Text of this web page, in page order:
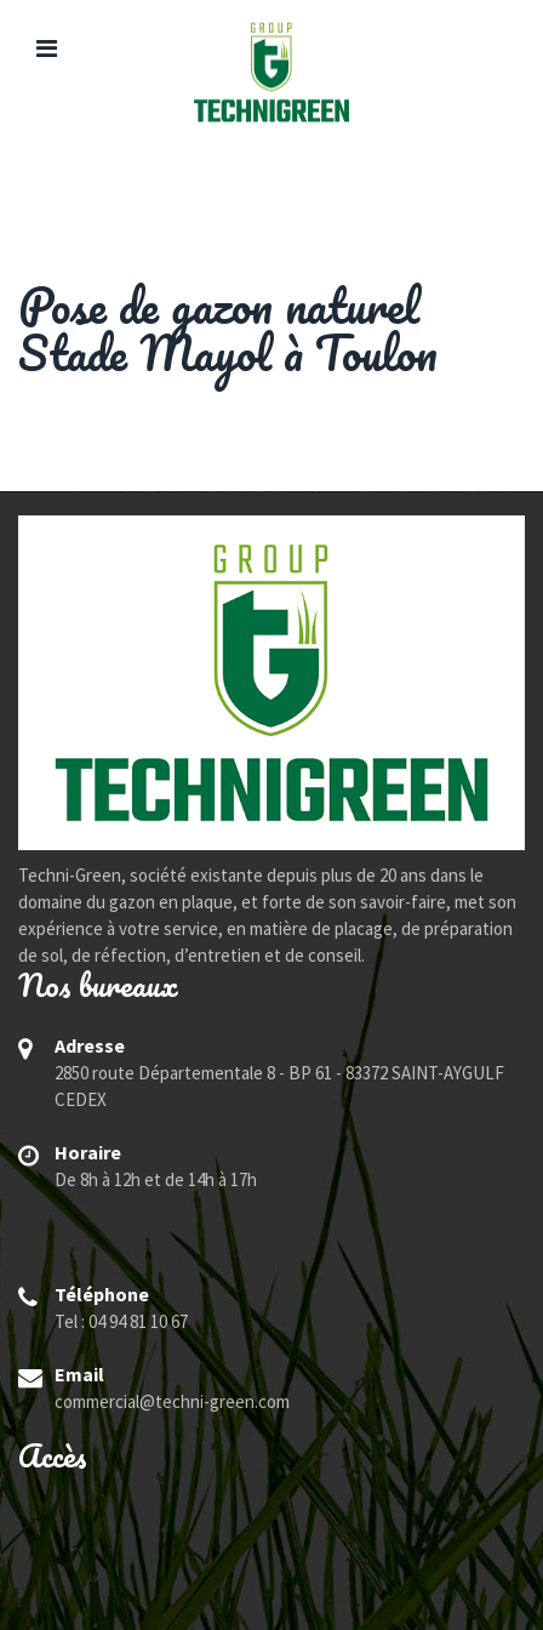
Pose de gazon naturel
Stade Mayol à Toulon
Techni-Green, société existante depuis plus de 20 ans dans le
domaine du gazon en plaque, et forte de son savoir-faire, met son
expérience à votre service, en matière de placage, de préparation
de sol, de réfection, d’entretien et de conseil.
Nos bureaux
Adresse
2850 route Départementale 8 - BP 61 - 83372 SAINT-AYGULF
CEDEX
Horaire
De 8h à 12h et de 14h à 17h
Téléphone
Tel : 04 94 81 10 67
Email
commercial@techni-green.com
Accès